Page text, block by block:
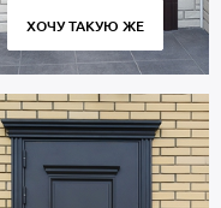
ХОЧУ ТАКУЮ ЖЕ